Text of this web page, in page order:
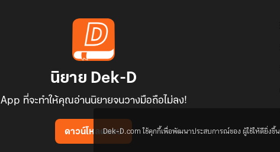
นิยาย Dek-D
App ที่จะทำให้คุณอ่านนิยายจนวางมือถือไม่ลง!
ดาวน์โหลดแอปDek-D.com ใช้คุกกี้เพื่อพัฒนาประสบการณ์ของ ผู้ใช้ให้ดียิ่งขึ้น